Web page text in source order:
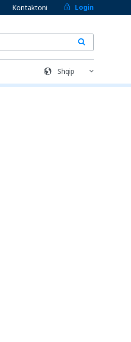
Kontaktoni Login